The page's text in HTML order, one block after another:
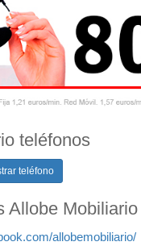
teléfonos
teléfono
Allobe Mobiliario
allobemobiliario/